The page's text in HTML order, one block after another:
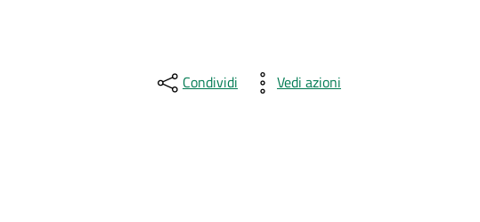
Condividi Vedi azioni